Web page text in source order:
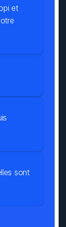
et
, quelles sont